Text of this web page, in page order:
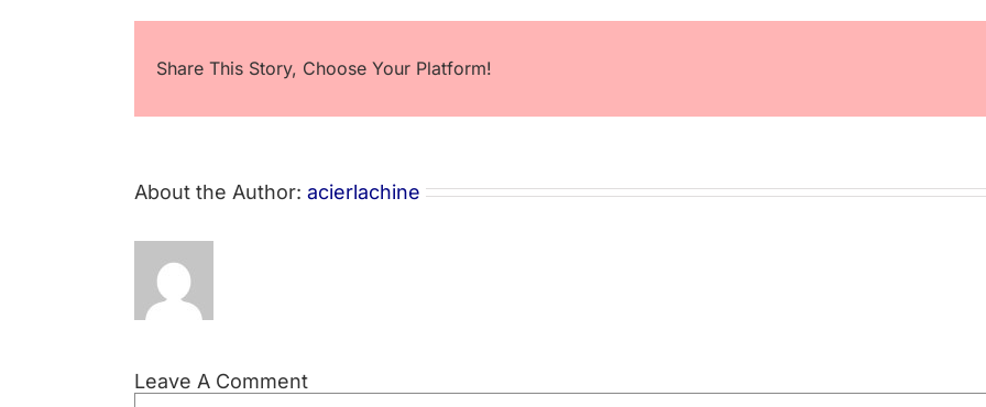
Share This Story, Choose Your Platform!
About the Author: acierlachine
Leave A Comment